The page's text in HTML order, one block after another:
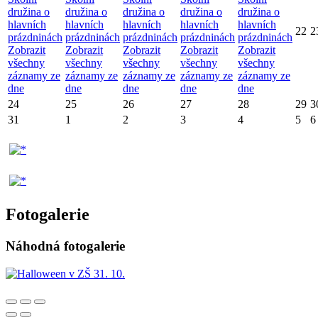
družina o
hlavních
prázdninách
Zobrazit
všechny
záznamy ze
dne
družina o
hlavních
prázdninách
Zobrazit
všechny
záznamy ze
dne
družina o
hlavních
prázdninách
Zobrazit
všechny
záznamy ze
dne
družina o
hlavních
prázdninách
Zobrazit
všechny
záznamy ze
dne
družina o
hlavních
prázdninách
Zobrazit
všechny
záznamy ze
dne
22
24 25 26 27 28 29
31
1 2 3 4 5 6
Fotogalerie
Náhodná fotogalerie